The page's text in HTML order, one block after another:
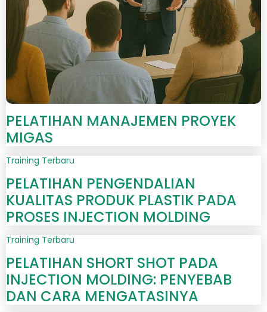
PELATIHAN MANAJEMEN PROYEK
MIGAS
Training Terbaru
PELATIHAN PENGENDALIAN
KUALITAS PRODUK PLASTIK PADA
PROSES INJECTION MOLDING
Training Terbaru
PELATIHAN SHORT SHOT PADA
INJECTION MOLDING: PENYEBAB
DAN CARA MENGATASINYA